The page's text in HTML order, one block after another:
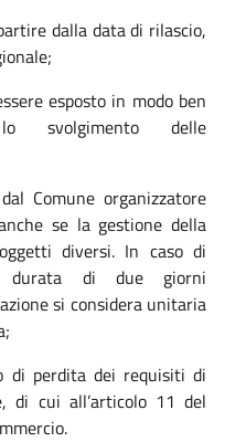
dalla data di rilascio,
esposto in modo ben
svolgimento delle
Comune organizzatore
se la gestione della
diversi. In caso di
durata di due giorni
si considera unitaria
di perdita dei requisiti di
di cui all’articolo 11 del